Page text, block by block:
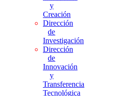
y
Creación
Dirección
de
Investigación
Dirección
de
Innovación
y
Transferencia
Tecnológica